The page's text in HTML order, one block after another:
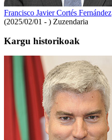
Francisco Javier Cortés Fernández
(2025/02/01 - ) Zuzendaria
Kargu historikoak